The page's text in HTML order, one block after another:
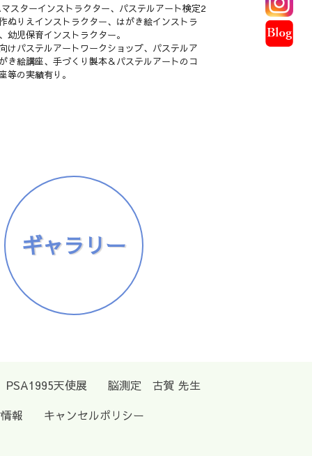
スターインストラクター、パステルアート検定2
ぬりえインストラクター、はがき絵インストラ
幼児保育インストラクター。
けパステルアートワークショップ、パステルア
き絵講座、手づくり製本＆パステルアートのコ
等の実績有り。
ギャラリー
PSA1995天使展
脳測定 古賀 先生
報
キャンセルポリシー